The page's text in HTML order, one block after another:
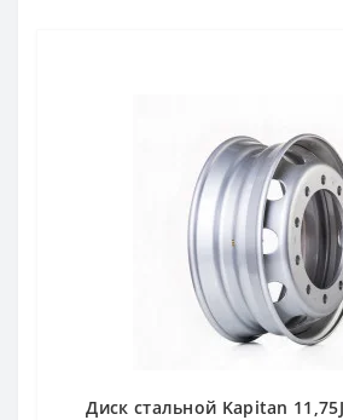
Диск стальной Kapitan